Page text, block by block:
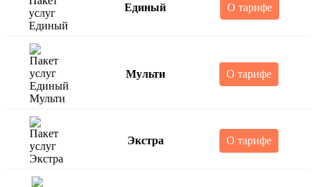
Единый О тарифе
Мульти О тарифе
Экстра О тарифе